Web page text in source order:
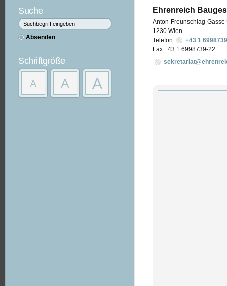
Suche
Schriftgröße
A A A
Ehrenreich
Anton-Freunschlag-Gasse
1230 Wien
Telefon
+43 1
Fax +43 1 6998739-22